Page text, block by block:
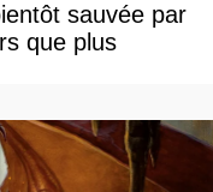
sauvée par
que plus